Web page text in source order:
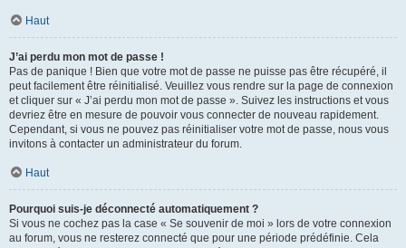
Haut
J’ai perdu mon mot de passe !
Pas de panique ! Bien que votre mot de passe ne puisse pas être récupéré, il
peut facilement être réinitialisé. Veuillez vous rendre sur la page de connexion
et cliquer sur « J’ai perdu mon mot de passe ». Suivez les instructions et vous
devriez être en mesure de pouvoir vous connecter de nouveau rapidement.
Cependant, si vous ne pouvez pas réinitialiser votre mot de passe, nous vous
invitons à contacter un administrateur du forum.
Haut
Pourquoi suis-je déconnecté automatiquement ?
Si vous ne cochez pas la case « Se souvenir de moi » lors de votre connexion
au forum, vous ne resterez connecté que pour une période prédéfinie. Cela